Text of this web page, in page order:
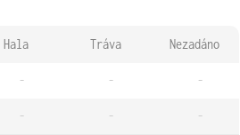
Hala Tráva Nezadáno
- - -
- - -